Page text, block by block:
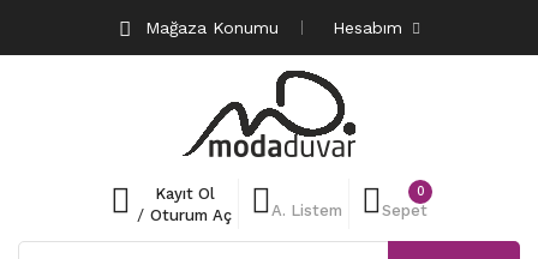
Mağaza Konumu Hesabım
Kayıt Ol
/ Oturum Aç A. Listem
0
Sepet